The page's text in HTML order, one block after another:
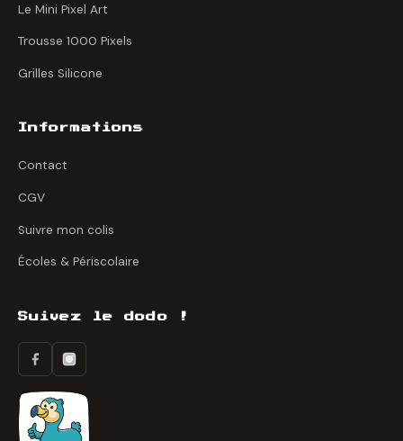
Le Mini Pixel Art
Trousse 1000 Pixels
Grilles Silicone
Informations
Contact
CGV
Suivre mon colis
Écoles & Périscolaire
Suivez le dodo !